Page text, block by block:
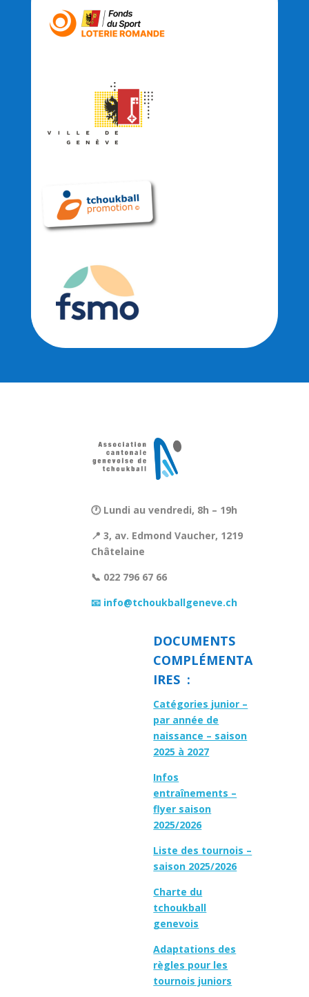
🕐 Lundi au vendredi, 8h – 19h
📍 3, av. Edmond Vaucher, 1219
Châtelaine
📞 022 796 67 66
📧 info@tchoukballgeneve.ch
DOCUMENTS
COMPLÉMENTA
IRES :
Catégories junior –
par année de
naissance – saison
2025 à 2027
Infos
entraînements –
flyer saison
2025/2026
Liste des tournois –
saison 2025/2026
Charte du
tchoukball
genevois
Adaptations des
règles pour les
tournois juniors